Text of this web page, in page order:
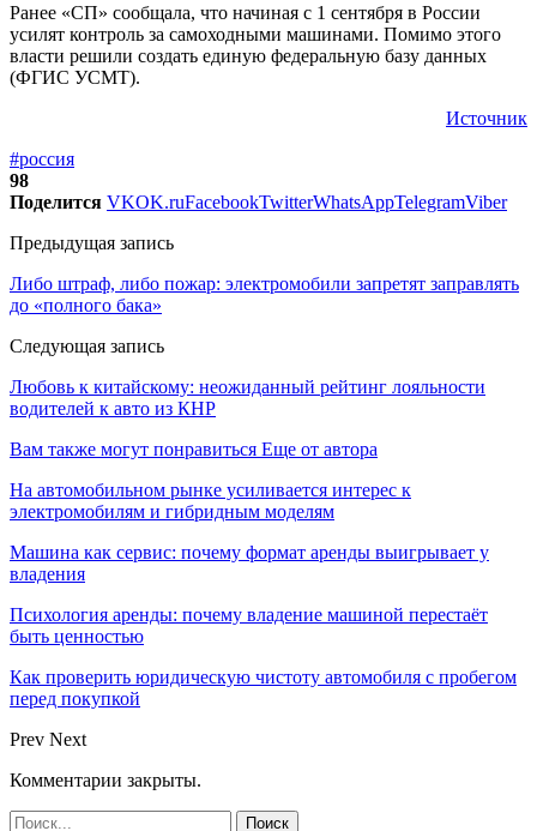
Ранее «СП» сообщала, что начиная с 1 сентября в России
усилят контроль за самоходными машинами. Помимо этого
власти решили создать единую федеральную базу данных
(ФГИС УСМТ).
Источник
#россия
98
Поделится VKOK.ruFacebookTwitterWhatsAppTelegramViber
Предыдущая запись
Либо штраф, либо пожар: электромобили запретят заправлять
до «полного бака»
Следующая запись
Любовь к китайскому: неожиданный рейтинг лояльности
водителей к авто из КНР
Вам также могут понравиться Еще от автора
На автомобильном рынке усиливается интерес к
электромобилям и гибридным моделям
Машина как сервис: почему формат аренды выигрывает у
владения
Психология аренды: почему владение машиной перестаёт
быть ценностью
Как проверить юридическую чистоту автомобиля с пробегом
перед покупкой
Prev Next
Комментарии закрыты.